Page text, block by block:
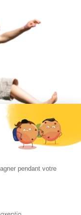
sportives, terrains
souples et sols en liège